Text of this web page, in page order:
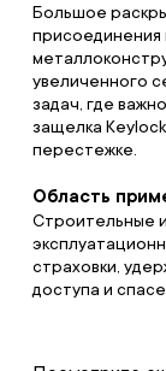
Большое
присоединения
увеличенного
задач, где
защелка
перестежке.
Область
Строительные
страховки,
доступа и